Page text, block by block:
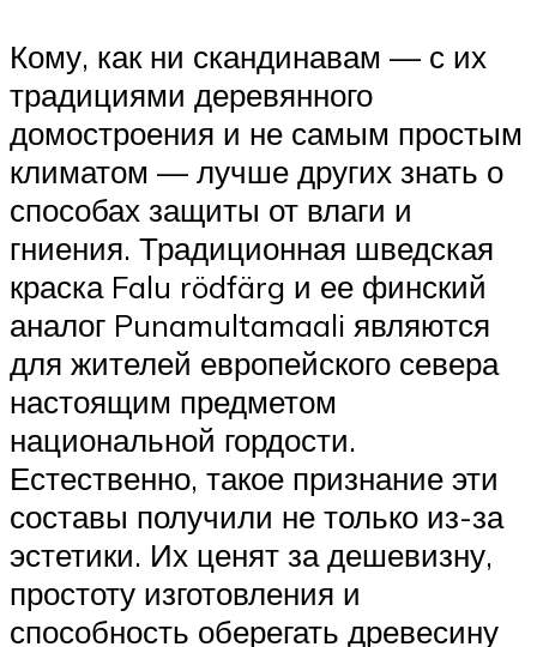
Кому, как ни скандинавам — с их
традициями деревянного
домостроения и не самым простым
климатом — лучше других знать о
способах защиты от влаги и
гниения. Традиционная шведская
краска Falu rödfärg и ее финский
аналог Punamultamaali являются
для жителей европейского севера
настоящим предметом
национальной гордости.
Естественно, такое признание эти
составы получили не только из-за
эстетики. Их ценят за дешевизну,
простоту изготовления и
способность оберегать древесину